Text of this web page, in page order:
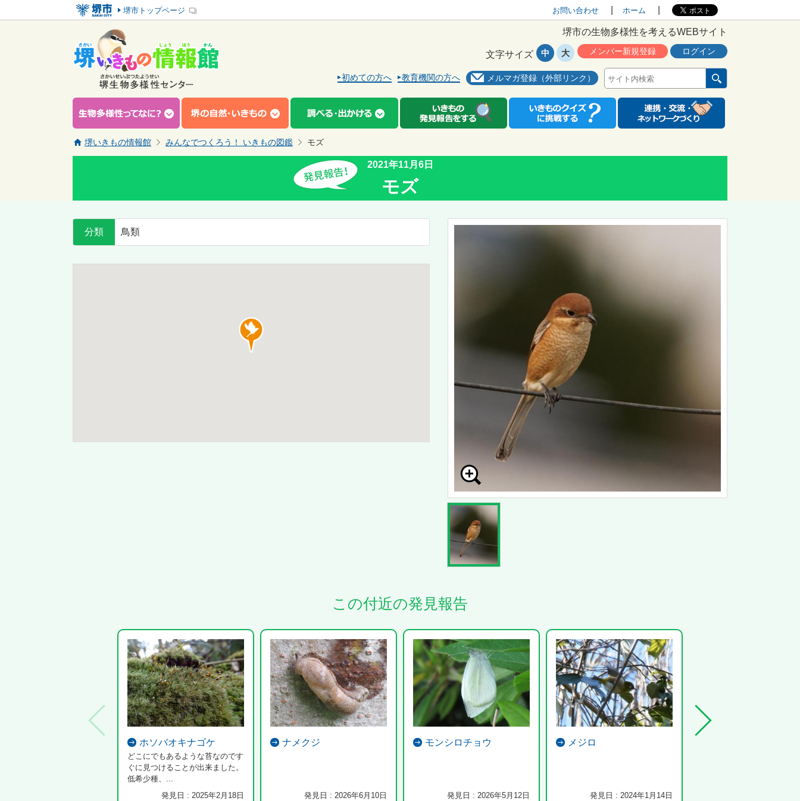
堺市トップページ お問い合わせ ホーム
堺市の生物多様性を考えるWEBサイト
初めての方へ 教育機関の方へ メルマガ登録（外部リンク）
メンバー新規登録 ログイン
文字サイズ 中 大
堺いきもの情報館 みんなでつくろう！ いきもの図鑑 モズ
2021年11月6日
モズ
分類 鳥類
この付近の発見報告
ホソバオキナゴケ
どこにでもあるような苔なのです
ぐに見つけることが出来ました。
低希少種、...
発見日 : 2025年2月18日
ナメクジ
発見日 : 2026年6月10日
モンシロチョウ
発見日 : 2026年5月12日
メジロ
発見日 : 2024年1月14日